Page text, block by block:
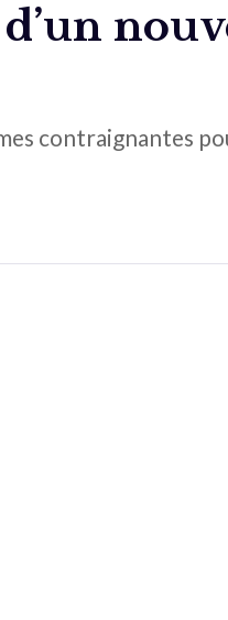
contraignantes